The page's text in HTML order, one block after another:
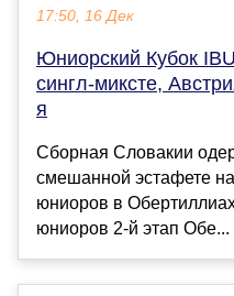
17:50, 16 Дек
Юниорский Кубок
сингл-миксте,
я
Сборная Словакии
смешанной эстафете
юниоров в
юниоров 2-й этап Обе...